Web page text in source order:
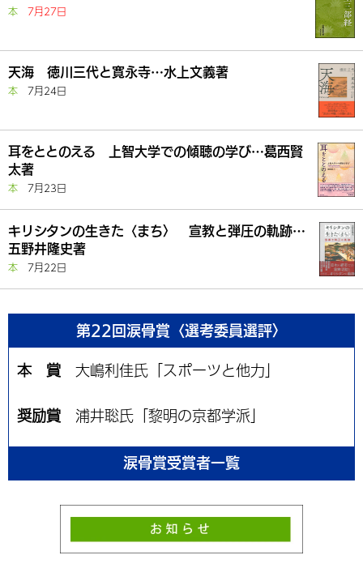
本 7月27日
天海 徳川三代と寛永寺…水上文義著
本 7月24日
耳をととのえる 上智大学での傾聴の学び…葛西賢
太著
本 7月23日
キリシタンの生きた〈まち〉 宣教と弾圧の軌跡…
五野井隆史著
本 7月22日
第22回涙骨賞〈選考委員選評〉
本 賞 大嶋利佳氏「スポーツと他力」
奨励賞 浦井聡氏「黎明の京都学派」
涙骨賞受賞者一覧